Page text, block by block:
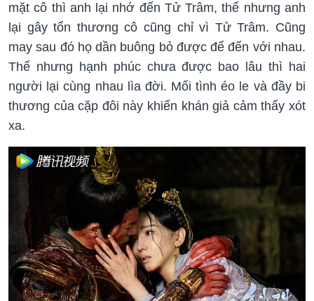
mặt cô thì anh lại nhớ đến Tử Trâm, thế nhưng anh
lại gây tổn thương cô cũng chỉ vì Tử Trâm. Cũng
may sau đó họ dần buông bỏ được để đến với nhau.
Thế nhưng hạnh phúc chưa được bao lâu thì hai
người lại cùng nhau lìa đời. Mối tình éo le và đầy bi
thương của cặp đôi này khiến khán giả cảm thấy xót
xa.